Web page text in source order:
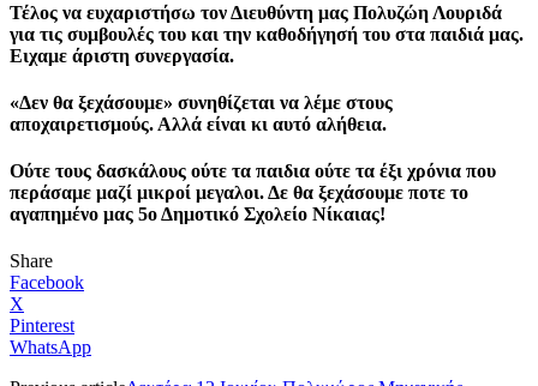
Τέλος να ευχαριστήσω τον Διευθύντη μας Πολυζώη Λουριδά
για τις συμβουλές του και την καθοδήγησή του στα παιδιά μας.
Ειχαμε άριστη συνεργασία.
«Δεν θα ξεχάσουμε» συνηθίζεται να λέμε στους
αποχαιρετισμούς. Αλλά είναι κι αυτό αλήθεια.
Ούτε τους δασκάλους ούτε τα παιδια ούτε τα έξι χρόνια που
περάσαμε μαζί μικροί μεγαλοι. Δε θα ξεχάσουμε ποτε το
αγαπημένο μας 5ο Δημοτικό Σχολείο Νίκαιας!
Share
Facebook
X
Pinterest
WhatsApp